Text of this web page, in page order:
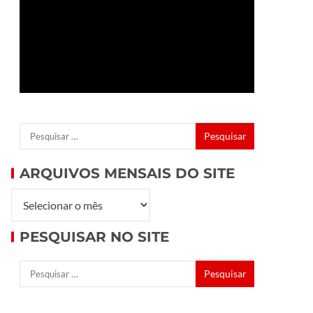
ARQUIVOS MENSAIS DO SITE
PESQUISAR NO SITE